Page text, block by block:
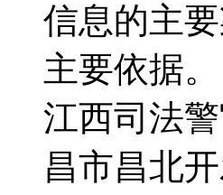
信息的主
主要依据
江西司法
昌市昌北